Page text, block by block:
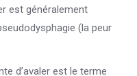
est généralement
(la peur
d’avaler est le terme